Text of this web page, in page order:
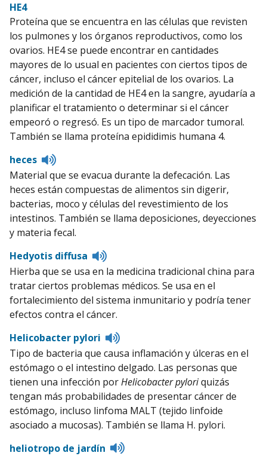
HE4
Proteína que se encuentra en las células que revisten
los pulmones y los órganos reproductivos, como los
ovarios. HE4 se puede encontrar en cantidades
mayores de lo usual en pacientes con ciertos tipos de
cáncer, incluso el cáncer epitelial de los ovarios. La
medición de la cantidad de HE4 en la sangre, ayudaría a
planificar el tratamiento o determinar si el cáncer
empeoró o regresó. Es un tipo de marcador tumoral.
También se llama proteína epididimis humana 4.
heces
Listen
pronunciation
Material que se evacua durante la defecación. Las
heces están compuestas de alimentos sin digerir,
bacterias, moco y células del revestimiento de los
intestinos. También se llama deposiciones, deyecciones
y materia fecal.
Hedyotis diffusa
Listen
to
pronunciation
Hierba que se usa en la medicina tradicional china para
tratar ciertos problemas médicos. Se usa en el
fortalecimiento del sistema inmunitario y podría tener
efectos contra el cáncer.
Helicobacter pylori
Listen
pronunciation
Tipo de bacteria que causa inflamación y úlceras en el
estómago o el intestino delgado. Las personas que
tienen una infección porHelicobacter pyloriquizás
tengan más probabilidades de presentar cáncer de
estómago, incluso linfoma MALT (tejido linfoide
asociado a mucosas). También se llama H. pylori.
heliotropo de jardín
Listen